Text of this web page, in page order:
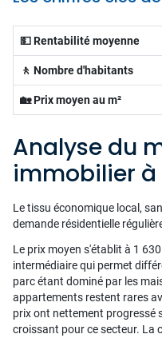
💵 Rentabilité moyenne
🚶 Nombre d'habitants
🏡 Prix moyen au m²
Analyse du
immobilier à
Le tissu économique local,
demande résidentielle
Le prix moyen s'établit à 1
intermédiaire qui permet
parc étant dominé par les
appartements restent rares
prix ont nettement progressé
croissant pour ce secteur. La